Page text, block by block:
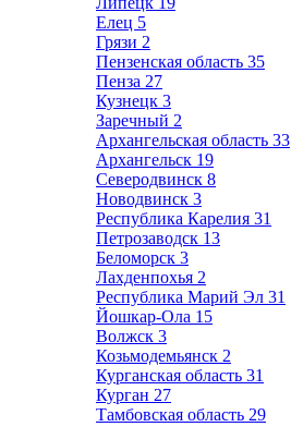
Елец 5
Грязи 2
Пензенская область 35
Пенза 27
Кузнецк 3
Заречный 2
Архангельская область 33
Архангельск 19
Северодвинск 8
Новодвинск 3
Республика Карелия 31
Петрозаводск 13
Беломорск 3
Лахденпохья 2
Республика Марий Эл 31
Йошкар-Ола 15
Волжск 3
Козьмодемьянск 2
Курганская область 31
Курган 27
Тамбовская область 29